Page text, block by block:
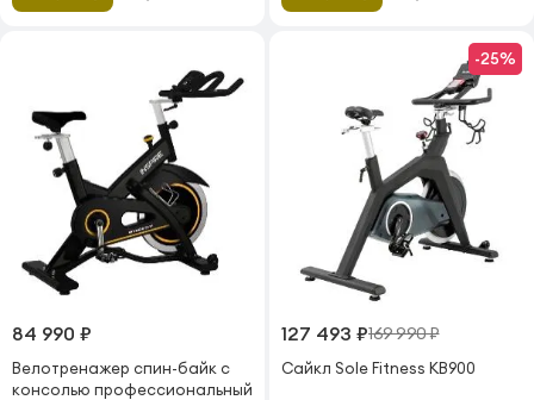
84 990 ₽
Велотренажер спин-байк с
консолью профессиональный
-25%
127 493 ₽169 990 ₽
Сайкл Sole Fitness KB900